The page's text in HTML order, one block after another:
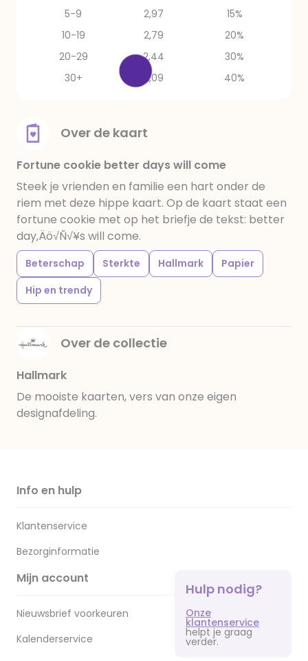
5-9
2,97
15%
10-19
2,79
20%
20-29
2,44
30%
30+
2,09 40%
Over de kaart
Fortune cookie better days will come
Steek je vrienden en familie een hart onder de
riem met deze hippe kaart. Op de kaart staat een
fortune cookie met op het briefje de tekst: better
day‚Äö√Ñ√¥s will come.
Beterschap Sterkte Hallmark
Papier
Hip en trendy
Over de collectie
Hallmark
De mooiste kaarten, vers van onze eigen
designafdeling.
Info en hulp
Klantenservice
Bezorginformatie
Mijn account
Nieuwsbrief voorkeuren
Kalenderservice
Hulp nodig?
Onze
klantenservice
helpt je graag
verder.